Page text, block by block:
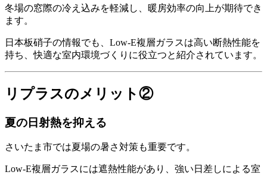
冬場の窓際の冷え込みを軽減し、暖房効率の向上が期待でき
ます。
日本板硝子の情報でも、Low-E複層ガラスは高い断熱性能を
持ち、快適な室内環境づくりに役立つと紹介されています。
リプラスのメリット②
夏の日射熱を抑える
さいたま市では夏場の暑さ対策も重要です。
Low-E複層ガラスには遮熱性能があり、強い日差しによる室